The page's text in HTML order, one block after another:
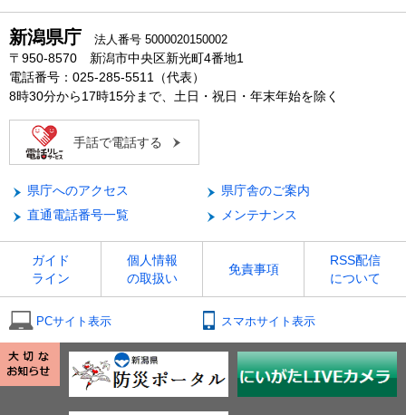
新潟県庁 法人番号 5000020150002
〒950-8570 新潟市中央区新光町4番地1
電話番号：025-285-5511（代表）
8時30分から17時15分まで、土日・祝日・年末年始を除く
手話で電話する
県庁へのアクセス
県庁舎のご案内
直通電話番号一覧
メンテナンス
ガイド
ライン
個人情報
の取扱い
免責事項
RSS配信
について
PCサイト表示 スマホサイト表示